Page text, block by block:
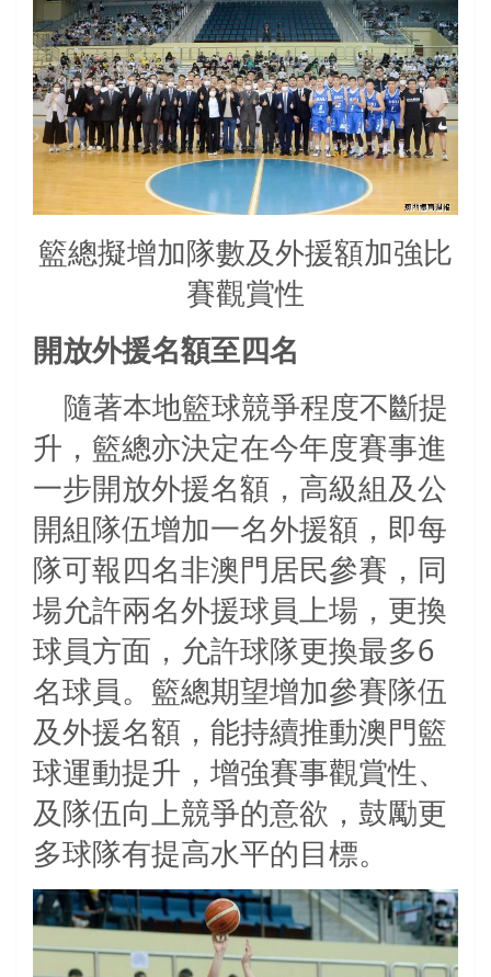
籃總擬增加隊數及外援額加強比
賽觀賞性
開放外援名額至四名
隨著本地籃球競爭程度不斷提
升，籃總亦決定在今年度賽事進
一步開放外援名額，高級組及公
開組隊伍增加一名外援額，即每
隊可報四名非澳門居民參賽，同
場允許兩名外援球員上場，更換
球員方面，允許球隊更換最多6
名球員。籃總期望增加參賽隊伍
及外援名額，能持續推動澳門籃
球運動提升，增強賽事觀賞性、
及隊伍向上競爭的意欲，鼓勵更
多球隊有提高水平的目標。